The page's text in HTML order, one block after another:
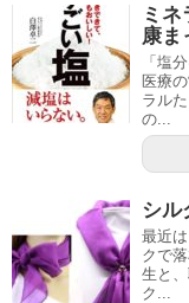
ミ
康ま
「塩
医療
ラル
の...
シル
最近
クで
生と
ク...